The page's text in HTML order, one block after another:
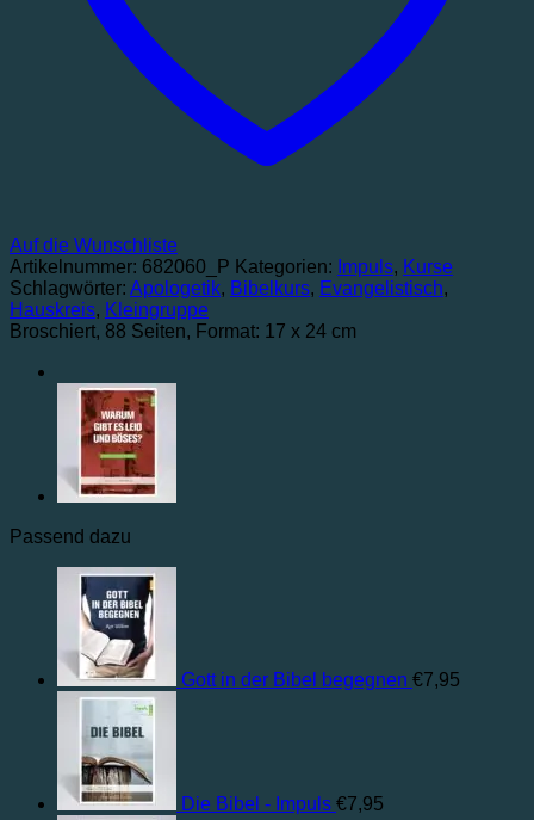
Auf die Wunschliste
Artikelnummer: 682060_P Kategorien: Impuls, Kurse
Schlagwörter: Apologetik, Bibelkurs, Evangelistisch,
Hauskreis, Kleingruppe
Broschiert, 88 Seiten, Format: 17 x 24 cm
Passend dazu
Gott in der Bibel begegnen €7,95
Die Bibel - Impuls €7,95